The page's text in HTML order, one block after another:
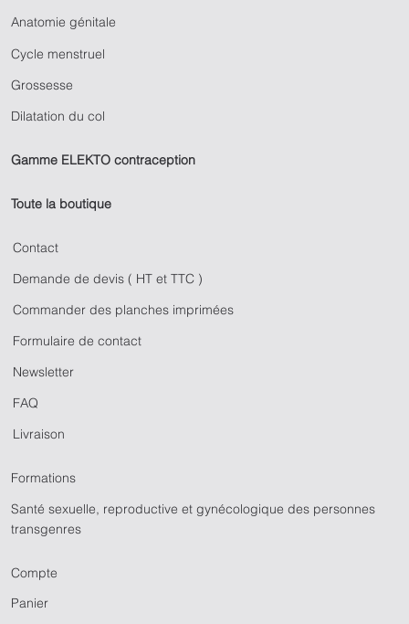
Anatomie génitale
Cycle menstruel
Grossesse
Dilatation du col
Gamme ELEKTO contraception
Toute la boutique
Contact
Demande de devis ( HT et TTC )
Commander des planches imprimées
Formulaire de contact
Newsletter
FAQ
Livraison
Formations
Santé sexuelle, reproductive et gynécologique des personnes
transgenres
Compte
Panier